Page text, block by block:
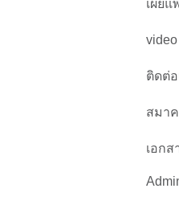
เผยแ
ติดต่อ
สมา
เอก